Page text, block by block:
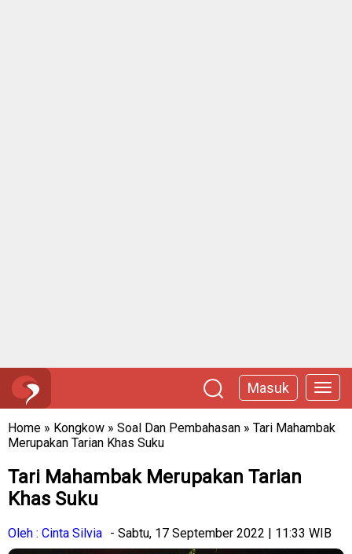
Masuk
Home » Kongkow » Soal Dan Pembahasan » Tari Mahambak
Merupakan Tarian Khas Suku
Tari Mahambak Merupakan Tarian
Khas Suku
Oleh : Cinta Silvia - Sabtu, 17 September 2022 | 11:33 WIB